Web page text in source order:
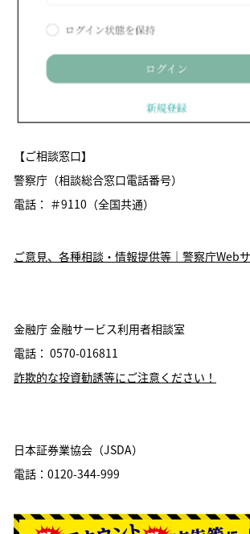
【ご相談窓口】
警察庁（相談総合窓口電話番号）
電話： ＃9110（全国共通）
ご意見、各種相談・情報提供等｜警察庁Web
金融庁 金融サービス利用者相談室
電話： 0570-016811
詐欺的な投資勧誘等にご注意ください！
日本証券業協会（JSDA）
電話：0120-344-999